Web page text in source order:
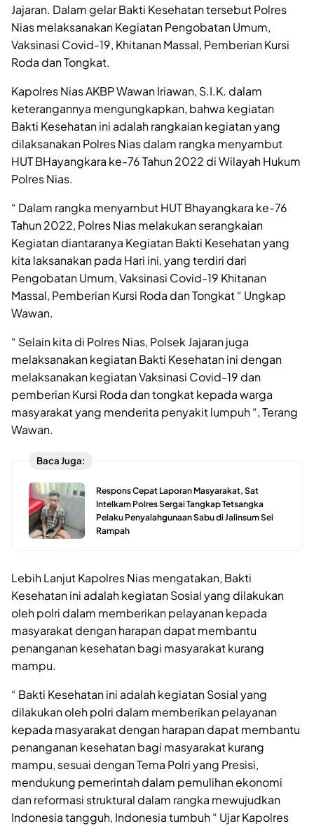
Jajaran. Dalam gelar Bakti Kesehatan tersebut Polres
Nias melaksanakan Kegiatan Pengobatan Umum,
Vaksinasi Covid-19, Khitanan Massal, Pemberian Kursi
Roda dan Tongkat.
Kapolres Nias AKBP Wawan Iriawan, S.I.K. dalam
keterangannya mengungkapkan, bahwa kegiatan
Bakti Kesehatan ini adalah rangkaian kegiatan yang
dilaksanakan Polres Nias dalam rangka menyambut
HUT BHayangkara ke-76 Tahun 2022 di Wilayah Hukum
Polres Nias.
“ Dalam rangka menyambut HUT Bhayangkara ke-76
Tahun 2022, Polres Nias melakukan serangkaian
Kegiatan diantaranya Kegiatan Bakti Kesehatan yang
kita laksanakan pada Hari ini, yang terdiri dari
Pengobatan Umum, Vaksinasi Covid-19 Khitanan
Massal, Pemberian Kursi Roda dan Tongkat “ Ungkap
Wawan.
“ Selain kita di Polres Nias, Polsek Jajaran juga
melaksanakan kegiatan Bakti Kesehatan ini dengan
melaksanakan kegiatan Vaksinasi Covid-19 dan
pemberian Kursi Roda dan tongkat kepada warga
masyarakat yang menderita penyakit lumpuh “, Terang
Wawan.
Baca Juga:
Respons Cepat Laporan Masyarakat, Sat
Intelkam Polres Sergai Tangkap Tetsangka
Pelaku Penyalahgunaan Sabu di Jalinsum Sei
Rampah
Lebih Lanjut Kapolres Nias mengatakan, Bakti
Kesehatan ini adalah kegiatan Sosial yang dilakukan
oleh polri dalam memberikan pelayanan kepada
masyarakat dengan harapan dapat membantu
penanganan kesehatan bagi masyarakat kurang
mampu.
“ Bakti Kesehatan ini adalah kegiatan Sosial yang
dilakukan oleh polri dalam memberikan pelayanan
kepada masyarakat dengan harapan dapat membantu
penanganan kesehatan bagi masyarakat kurang
mampu, sesuai dengan Tema Polri yang Presisi,
mendukung pemerintah dalam pemulihan ekonomi
dan reformasi struktural dalam rangka mewujudkan
Indonesia tangguh, Indonesia tumbuh “ Ujar Kapolres